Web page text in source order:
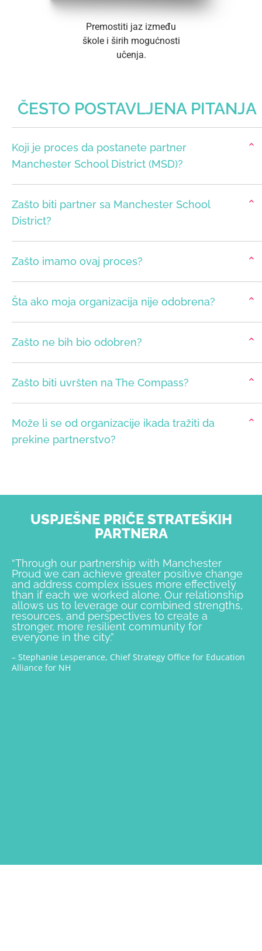
Premostiti jaz između
škole i širih mogućnosti
učenja.
ČESTO POSTAVLJENA PITANJA
Koji je proces da postanete partner
Manchester School District (MSD)?
Zašto biti partner sa Manchester School
District?
Zašto imamo ovaj proces?
Šta ako moja organizacija nije odobrena?
Zašto ne bih bio odobren?
Zašto biti uvršten na The Compass?
Može li se od organizacije ikada tražiti da
prekine partnerstvo?
USPJEŠNE PRIČE STRATEŠKIH
PARTNERA
“Through our partnership with Manchester
Proud we can achieve greater positive change
and address complex issues more effectively
than if each we worked alone. Our relationship
allows us to leverage our combined strengths,
resources, and perspectives to create a
stronger, more resilient community for
everyone in the city.”
– Stephanie Lesperance, Chief Strategy Office for Education
Alliance for NH